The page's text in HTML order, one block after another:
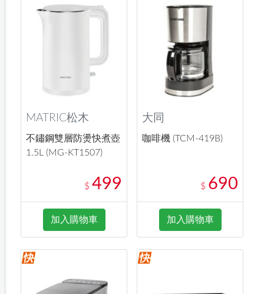
MATRIC松木
不鏽鋼雙層防燙快煮壺
1.5L (MG-KT1507)
$ 499
加入購物車
大同
咖啡機 (TCM-419B)
$ 690
加入購物車